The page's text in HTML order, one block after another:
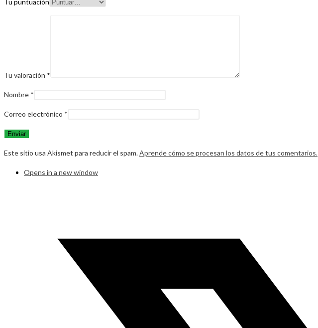
Tu puntuación
Tu valoración *
Nombre *
Correo electrónico *
Este sitio usa Akismet para reducir el spam.Aprende cómo se procesan los datos de tus comentarios.
Opens in a new window